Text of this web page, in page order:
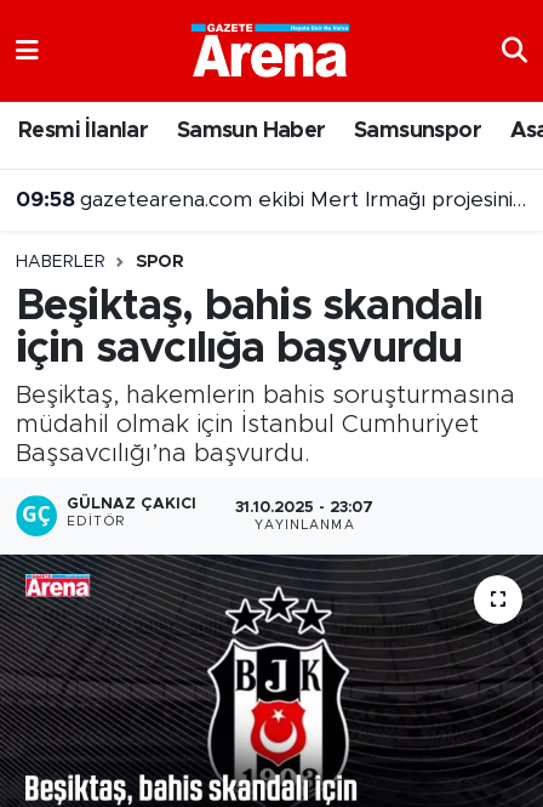
Resmi İlanlar Samsun Haber Samsunspor
09:58 gazetearena.com ekibi Mert Irmağı projesini sordu
HABERLER SPOR
Beşiktaş, bahis skandalı
için savcılığa başvurdu
Beşiktaş, hakemlerin bahis soruşturmasına
müdahil olmak için İstanbul Cumhuriyet
Başsavcılığı’na başvurdu.
GÜLNAZ ÇAKICI
EDITÖR
31.10.2025 - 23:07
YAYINLANMA
Samsun Namaz Vakitleri
Süper Lig Puan Durumu ve Fikstür
Tüm Manşetler
Son Dakika Haberleri
Haber Arşivi